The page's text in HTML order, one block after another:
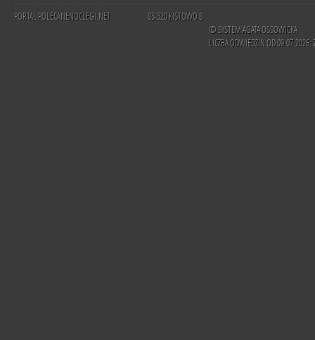
PORTAL POLECANENOCLEGI.NET
83-320 KISTOWO 8
© SYSTEM AGATA OSSOWICKA
LICZBA ODWIEDZIN OD 09.07.2026: